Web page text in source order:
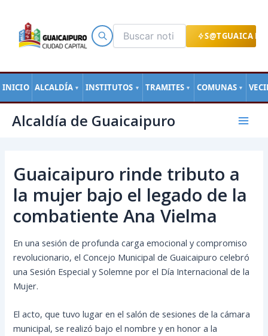
S@TGUAICA
INICIO ALCALDÍA ▼ INSTITUTOS ▼ TRAMITES ▼ COMUNAS ▼
contenido
Alcaldía de Guaicaipuro
Main
Guaicaipuro rinde tributo a
la mujer bajo el legado de la
combatiente Ana Vielma
En una sesión de profunda carga emocional y compromiso
revolucionario, el Concejo Municipal de Guaicaipuro celebró
una Sesión Especial y Solemne por el Día Internacional de la
Mujer.
El acto, que tuvo lugar en el salón de sesiones de la cámara
municipal, se realizó bajo el nombre y en honor a la
de